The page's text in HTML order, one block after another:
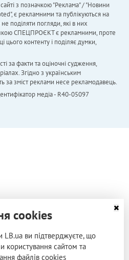
з позначкою "Реклама" / "Новини
є рекламними та публікуються на
поділяти погляди, які в них
СПЕЦПРОЄКТ є рекламними, проте
цього контенту і поділяє думки,
за факти та оціночні судження,
Згідно з українським
за зміст реклами несе рекламодавець.
медіа - R40-05097
cookies
ви підтверджуєте, що
користування сайтом та
файлів cookies